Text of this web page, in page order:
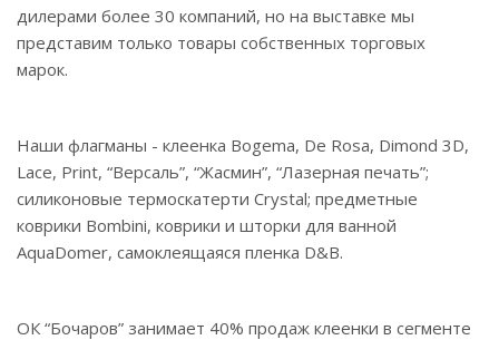
дилерами более 30 компаний, но на выставке мы
представим только товары собственных торговых
марок.
Наши флагманы - клеенка Bogema, De Rosa, Dimond 3D,
Lace, Print, “Версаль”, “Жасмин”, “Лазерная печать”;
силиконовые термоскатерти Crystal; предметные
коврики Bombini, коврики и шторки для ванной
AquaDomer, самоклеящаяся пленка D&B.
ОК “Бочаров” занимает 40% продаж клеенки в сегменте